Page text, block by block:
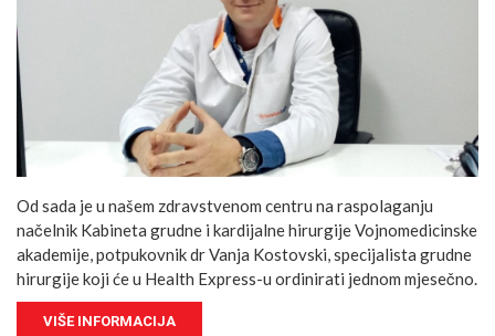
Od sada je u našem zdravstvenom centru na raspolaganju
načelnik Kabineta grudne i kardijalne hirurgije Vojnomedicinske
akademije, potpukovnik dr Vanja Kostovski, specijalista grudne
hirurgije koji će u Health Express-u ordinirati jednom mjesečno.
VIŠE INFORMACIJA